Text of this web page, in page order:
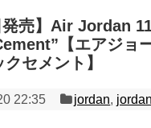
発売】Air Jordan
【エアジョ
セメント】
22:35 jordan,